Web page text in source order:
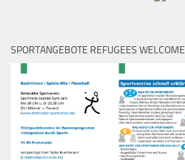
SPORTANGEBOTE REFUGEES WELCOME